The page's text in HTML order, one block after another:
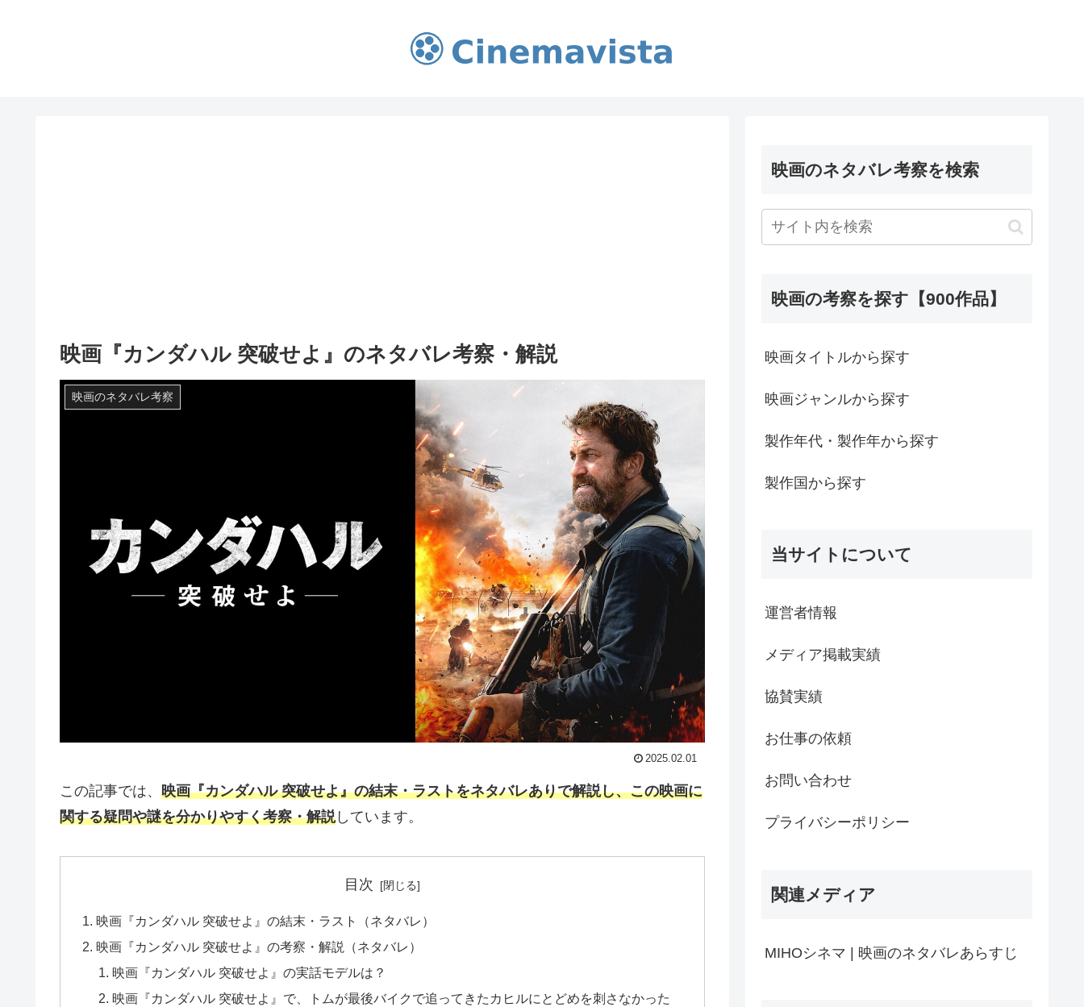
映画『カンダハル 突破せよ』のネタバレ考察・解説
映画のネタバレ考察
2025.02.01
この記事では、 映画『カンダハル 突破せよ』の結末・ラストをネタバレありで解説し、この映画に
関する疑問や謎を分かりやすく考察・解説しています。
目次
映画『カンダハル 突破せよ』の結末・ラスト（ネタバレ）
映画『カンダハル 突破せよ』の考察・解説（ネタバレ）
映画『カンダハル 突破せよ』の実話モデルは？
映画『カンダハル 突破せよ』で、トムが最後バイクで追ってきたカヒルにとどめを刺さなかった
映画のネタバレ考察を検索
映画の考察を探す【900作品】
映画タイトルから探す
映画ジャンルから探す
製作年代・製作年から探す
製作国から探す
当サイトについて
運営者情報
メディア掲載実績
協賛実績
お仕事の依頼
お問い合わせ
プライバシーポリシー
関連メディア
MIHOシネマ | 映画のネタバレあらすじ